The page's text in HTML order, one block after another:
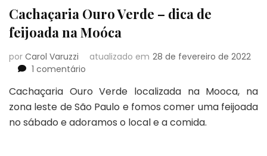
Cachaçaria Ouro Verde – dica de
feijoada na Moóca
por Carol Varuzzi atualizado em 28 de fevereiro de 2022
1 comentário
Ouro
Verde
–
Cachaçaria Ouro Verde localizada na Mooca, na
zona leste de São Paulo e fomos comer uma feijoada
no sábado e adoramos o local e a comida.